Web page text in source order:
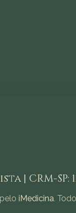
SP:
pelo iMedicina.